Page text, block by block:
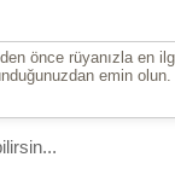
önce rüyanızla en
emin olun.